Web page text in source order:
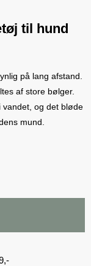
til hund
på lang afstand.
af store bølger.
og det bløde
mund.